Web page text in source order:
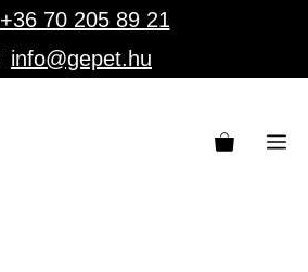
+36 70 205 89 21
info@gepet.hu